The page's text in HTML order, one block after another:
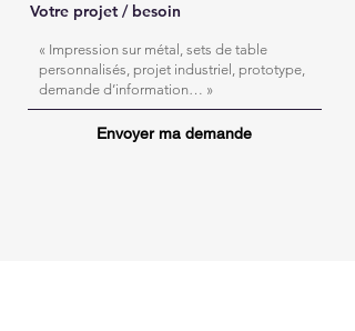
Votre projet / besoin
Envoyer ma demande